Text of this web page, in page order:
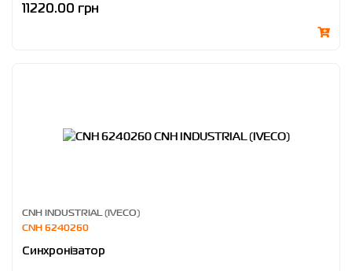
11220.00 грн
CNH INDUSTRIAL (IVECO)
CNH 6240260
Синхронізатор